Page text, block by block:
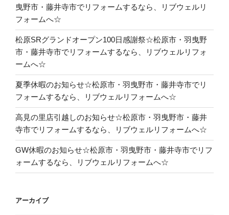
曳野市・藤井寺市でリフォームするなら、リブウェルリ
フォームへ☆
松原SRグランドオープン100日感謝祭☆松原市・羽曳野
市・藤井寺市でリフォームするなら、リブウェルリフォ
ームへ☆
夏季休暇のお知らせ☆松原市・羽曳野市・藤井寺市でリ
フォームするなら、リブウェルリフォームへ☆
高見の里店引越しのお知らせ☆松原市・羽曳野市・藤井
寺市でリフォームするなら、リブウェルリフォームへ☆
GW休暇のお知らせ☆松原市・羽曳野市・藤井寺市でリフ
ォームするなら、リブウェルリフォームへ☆
アーカイブ